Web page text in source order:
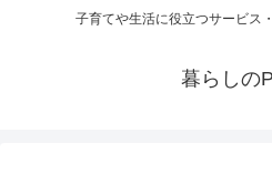
子育てや生活に役立つサービス
暮らしの